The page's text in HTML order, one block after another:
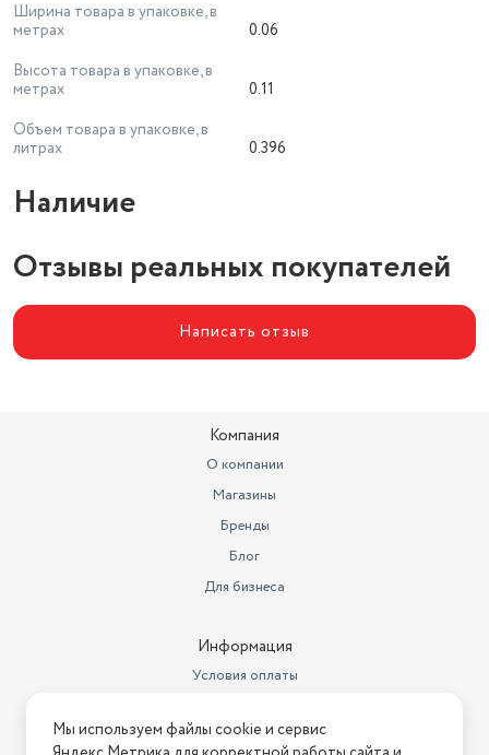
Ширина товара в упаковке, в
метрах
0.06
Высота товара в упаковке, в
метрах
0.11
Объем товара в упаковке, в
литрах
0.396
Наличие
Отзывы реальных покупателей
Написать отзыв
Компания
О компании
Магазины
Бренды
Блог
Для бизнеса
Информация
Условия оплаты
Условия возврата
Мы используем файлы cookie и сервис